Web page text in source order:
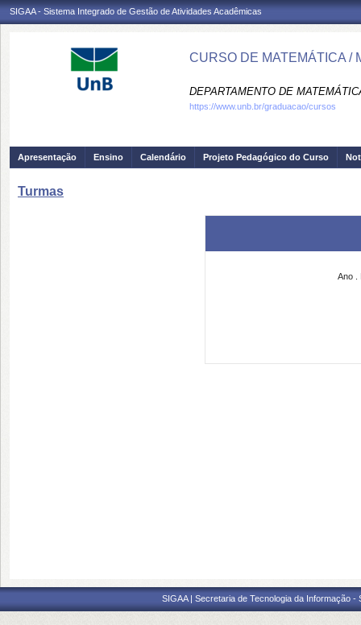
SIGAA - Sistema Integrado de Gestão de Atividades Acadêmicas
CURSO DE MATEMÁTICA /
DEPARTAMENTO DE
https://www.unb.br/graduacao/cursos
Apresentação Ensino Calendário Projeto Pedagógico do Curso
Turmas
Ano
SIGAA | Secretaria de Tecnologia da Informação